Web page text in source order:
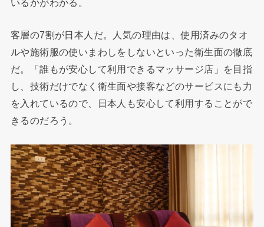
いるかがわかる。
客層の7割が日本人だ。人気の理由は、使用済みのタオ
ルや施術服の使いまわしをしないといった衛生面の徹底
だ。「誰もが安心して利用できるマッサージ店」を目指
し、技術だけでなく衛生面や接客などのサービスにも力
を入れているので、日本人も安心して利用することがで
きるのだろう。